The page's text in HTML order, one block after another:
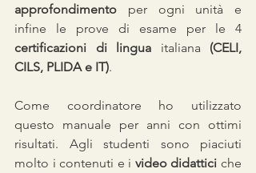
approfondimento per ogni unità e
certificazioni di lingua italiana (CELI,
CILS, PLIDA e IT).
Come coordinatore ho utilizzato
questo manuale per anni con ottimi
risultati. Agli studenti sono piaciuti
molto i contenuti e i video didattici che